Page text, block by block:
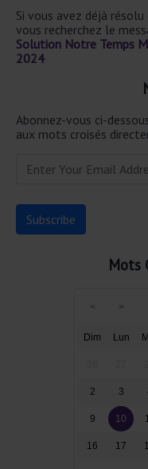
Si vous avez déjà
vous recherchez le
Solution Notre Temps
2024
Abonnez-vous ci-
aux mots croisés
Mots
Dim Lun
2 3
9 10
16 17